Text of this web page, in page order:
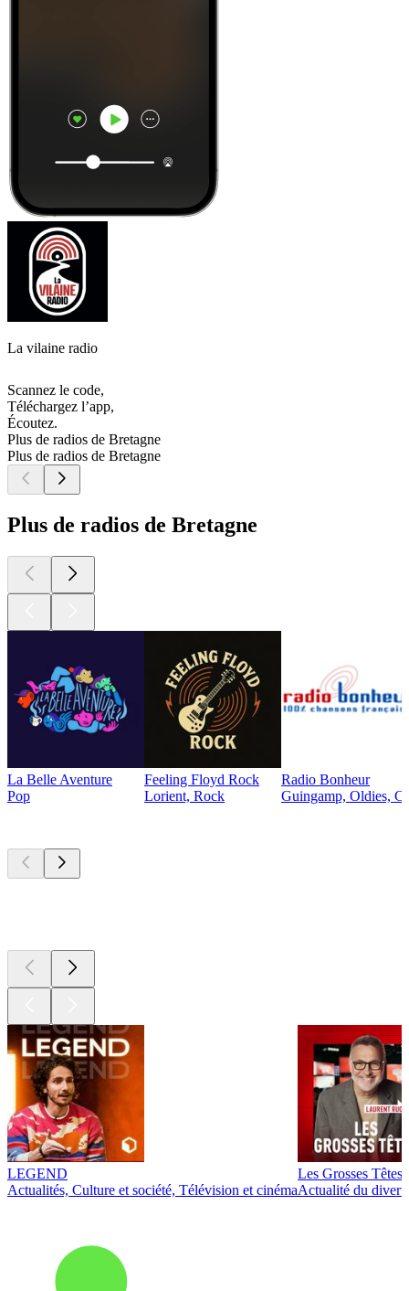
La vilaine radio
Scannez le code,
Téléchargez l’app,
Écoutez.
Plus de radios de Bretagne
Plus de radios de Bretagne
Plus de radios de Bretagne
La Belle Aventure
Pop
Feeling Floyd Rock
Lorient, Rock
Radio Bonheur
Guingamp, Oldies,
LEGEND
Actualités, Culture et société, Télévision et cinéma
Les Grosses Têtes
Actualité du